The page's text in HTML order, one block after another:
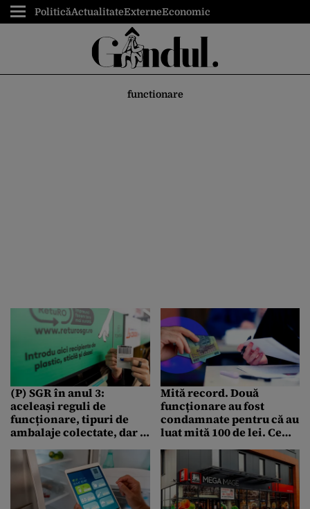
PoliticăActualitateExterneEconomic
functionare
(P) SGR în anul 3:
aceleași reguli de
funcționare, tipuri de
ambalaje colectate, dar și
prin creșterea punctelor
de colectare
Mită record. Două
funcționare au fost
condamnate pentru că au
luat mită 100 de lei. Ce
primiți